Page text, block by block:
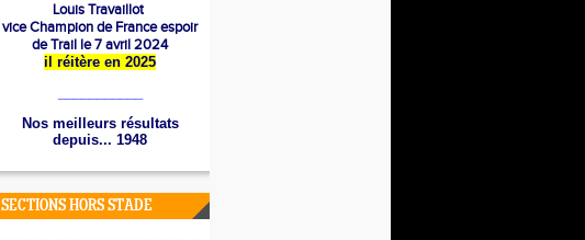
Louis Travaillot
vice Champion de France espoir
de Trail le 7 avril 2024
il réitère en 2025
Nos meilleurs résultats
depuis... 1948
SECTIONS HORS STADE